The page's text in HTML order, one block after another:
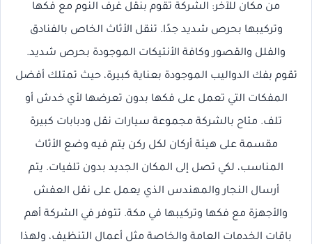
من مكان للآخر: الشركة تقوم بنقل غرف النوم مع فكها
وتركيبها بحرص شديد جدًا. تنقل الأثاث الخاص بالفنادق
والفلل والقصور وكافة الأنتيكات الموجودة بحرص شديد.
تقوم بفك الدواليب الموجودة بعناية كبيرة، حيث تمتلك أفضل
المفكات التي تعمل على فكها بدون تعرضها لأي خدش أو
تلف. متاح بالشركة مجموعة سيارات نقل ودبابات كبيرة
مقسمة على هيئة أركان لكل ركن يتم فيه وضع الأثاث
المناسب، لكي تصل إلى المكان الجديد بدون تلفيات. يتم
أرسال النجار والمهندس الذي يعمل على نقل العفش
والأجهزة مع فكها وتركيبها في مكة. تتوفر في الشركة أهم
باقات الخدمات العامة والخاصة مثل أعمال التنظيف، ولهذا